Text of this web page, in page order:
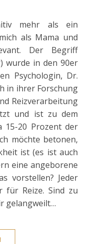
als Mama und
Der Begriff
wurde in den 90er
Psychologin, Dr.
in ihrer Forschung
Reizverarbeitung
und ist zu dem
15-20 Prozent der
möchte betonen,
ist (es ist auch
eine angeborene
vorstellen? Jeder
für Reize. Sind zu
gelangweilt…